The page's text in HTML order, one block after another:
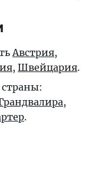
Австрия,
, Швейцария.
,
.